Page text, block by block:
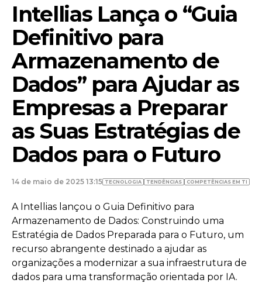
Intellias Lança o “Guia
Definitivo para
Armazenamento de
Dados” para Ajudar as
Empresas a Preparar
as Suas Estratégias de
Dados para o Futuro
14 de maio de 2025 13:15 TECNOLOGIA TENDÊNCIAS COMPETÊNCIAS EM TI
A Intellias lançou o Guia Definitivo para
Armazenamento de Dados: Construindo uma
Estratégia de Dados Preparada para o Futuro, um
recurso abrangente destinado a ajudar as
organizações a modernizar a sua infraestrutura de
dados para uma transformação orientada por IA.